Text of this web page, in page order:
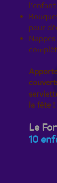
pour
la fête !
Le
10